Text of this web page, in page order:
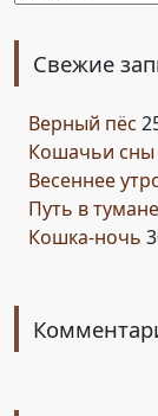
Свежие
Верный пёс
Кошачьи сны
Весеннее
Путь в тумане
Кошка-ночь